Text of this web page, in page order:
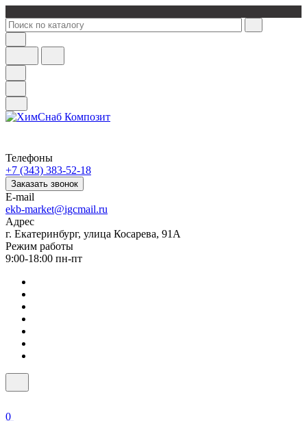
Телефоны
+7 (343) 383-52-18
Заказать звонок
E-mail
ekb-market@igcmail.ru
Адрес
г. Екатеринбург, улица Косарева, 91А
Режим работы
9:00-18:00 пн-пт
0